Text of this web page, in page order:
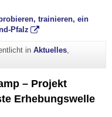
trainieren, ein
Pfalz
in Aktuelles,
– Projekt
Erhebungswelle